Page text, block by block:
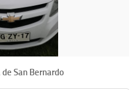
San Bernardo